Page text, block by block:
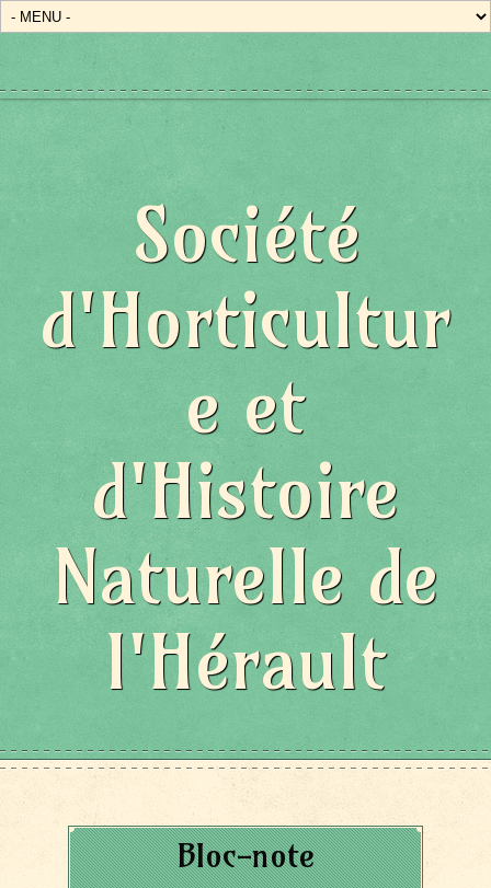
Société
d'Horticultur
e et
d'Histoire
Naturelle de
l'Hérault
Bloc-note